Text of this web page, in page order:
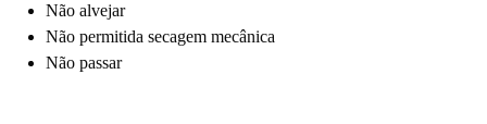
Não alvejar
Não permitida secagem mecânica
Não passar